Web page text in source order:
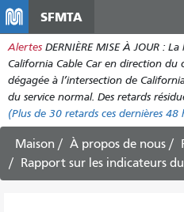
SFMTA
Alertes DERNIÈRE MISE À JOUR :
California Cable Car en direction du
dégagée à l’intersection de
du service normal. Des retards
(Plus de 30 retards ces dernières 48
Maison À propos de nous
Rapport sur les indicateurs